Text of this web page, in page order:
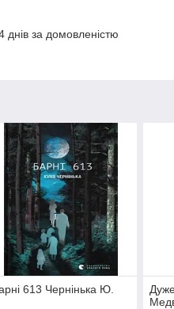
за домовленістю
613 Чернінька Ю.